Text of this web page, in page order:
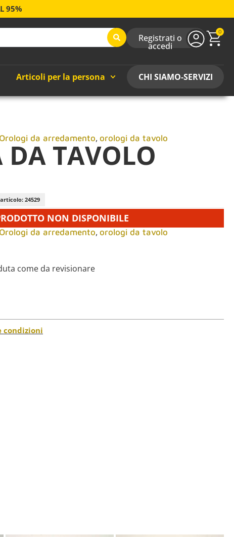
95%
Registrati o
accedi
0
Articoli per la persona CHI SIAMO-SERVIZI
Orologi da arredamento, orologi da tavolo
DA TAVOLO
24529
NON DISPONIBILE
Orologi da arredamento, orologi da tavolo
come da revisionare
condizioni